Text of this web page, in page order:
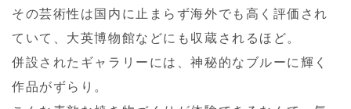
その芸術性は国内に止まらず海外でも高く評価され
ていて、大英博物館などにも収蔵されるほど。
併設されたギャラリーには、神秘的なブルーに輝く
作品がずらり。